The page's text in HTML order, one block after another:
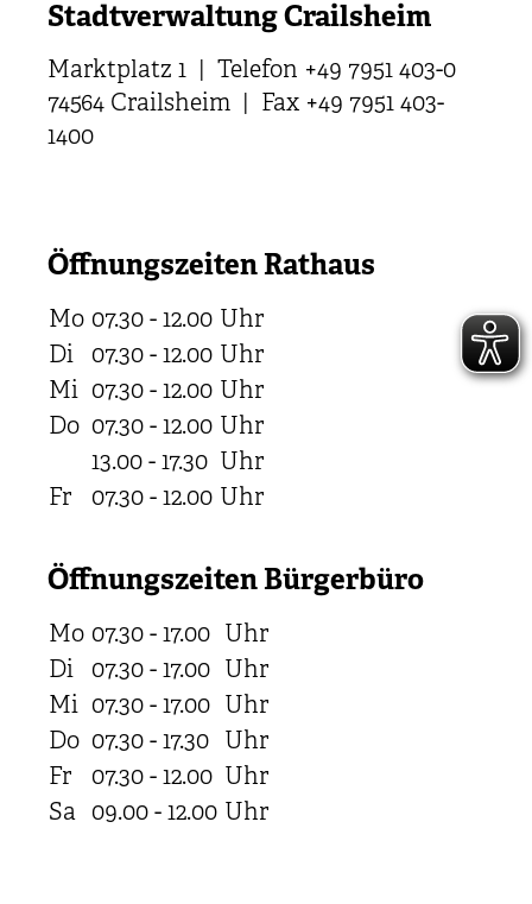
Stadtverwaltung Crailsheim
Marktplatz 1 | Telefon +49 7951 403-0
74564 Crailsheim | Fax +49 7951 403-
1400
Öffnungszeiten Rathaus
Mo 07.30 - 12.00 Uhr
Di
07.30 - 12.00 Uhr
Mi 07.30 - 12.00 Uhr
Do 07.30 - 12.00 Uhr
13.00 - 17.30 Uhr
Fr
07.30 - 12.00 Uhr
Öffnungszeiten Bürgerbüro
Mo 07.30 - 17.00 Uhr
Di
07.30 - 17.00 Uhr
Mi 07.30 - 17.00 Uhr
Do 07.30 - 17.30 Uhr
Fr
07.30 - 12.00 Uhr
Sa 09.00 - 12.00 Uhr